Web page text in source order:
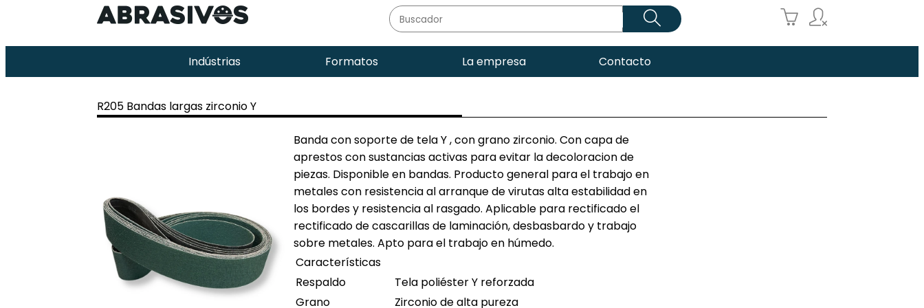
  
Indústrias Formatos La empresa Contacto
R205 Bandas largas zirconio Y
Banda con soporte de tela Y , con grano zirconio. Con capa de
aprestos con sustancias activas para evitar la decoloracion de
piezas. Disponible en bandas. Producto general para el trabajo en
metales con resistencia al arranque de virutas alta estabilidad en
los bordes y resistencia al rasgado. Aplicable para rectificado el
rectificado de cascarillas de laminación, desbasbardo y trabajo
sobre metales. Apto para el trabajo en húmedo.
Características
Respaldo
Tela poliéster Y reforzada
Grano
Zirconio de alta pureza